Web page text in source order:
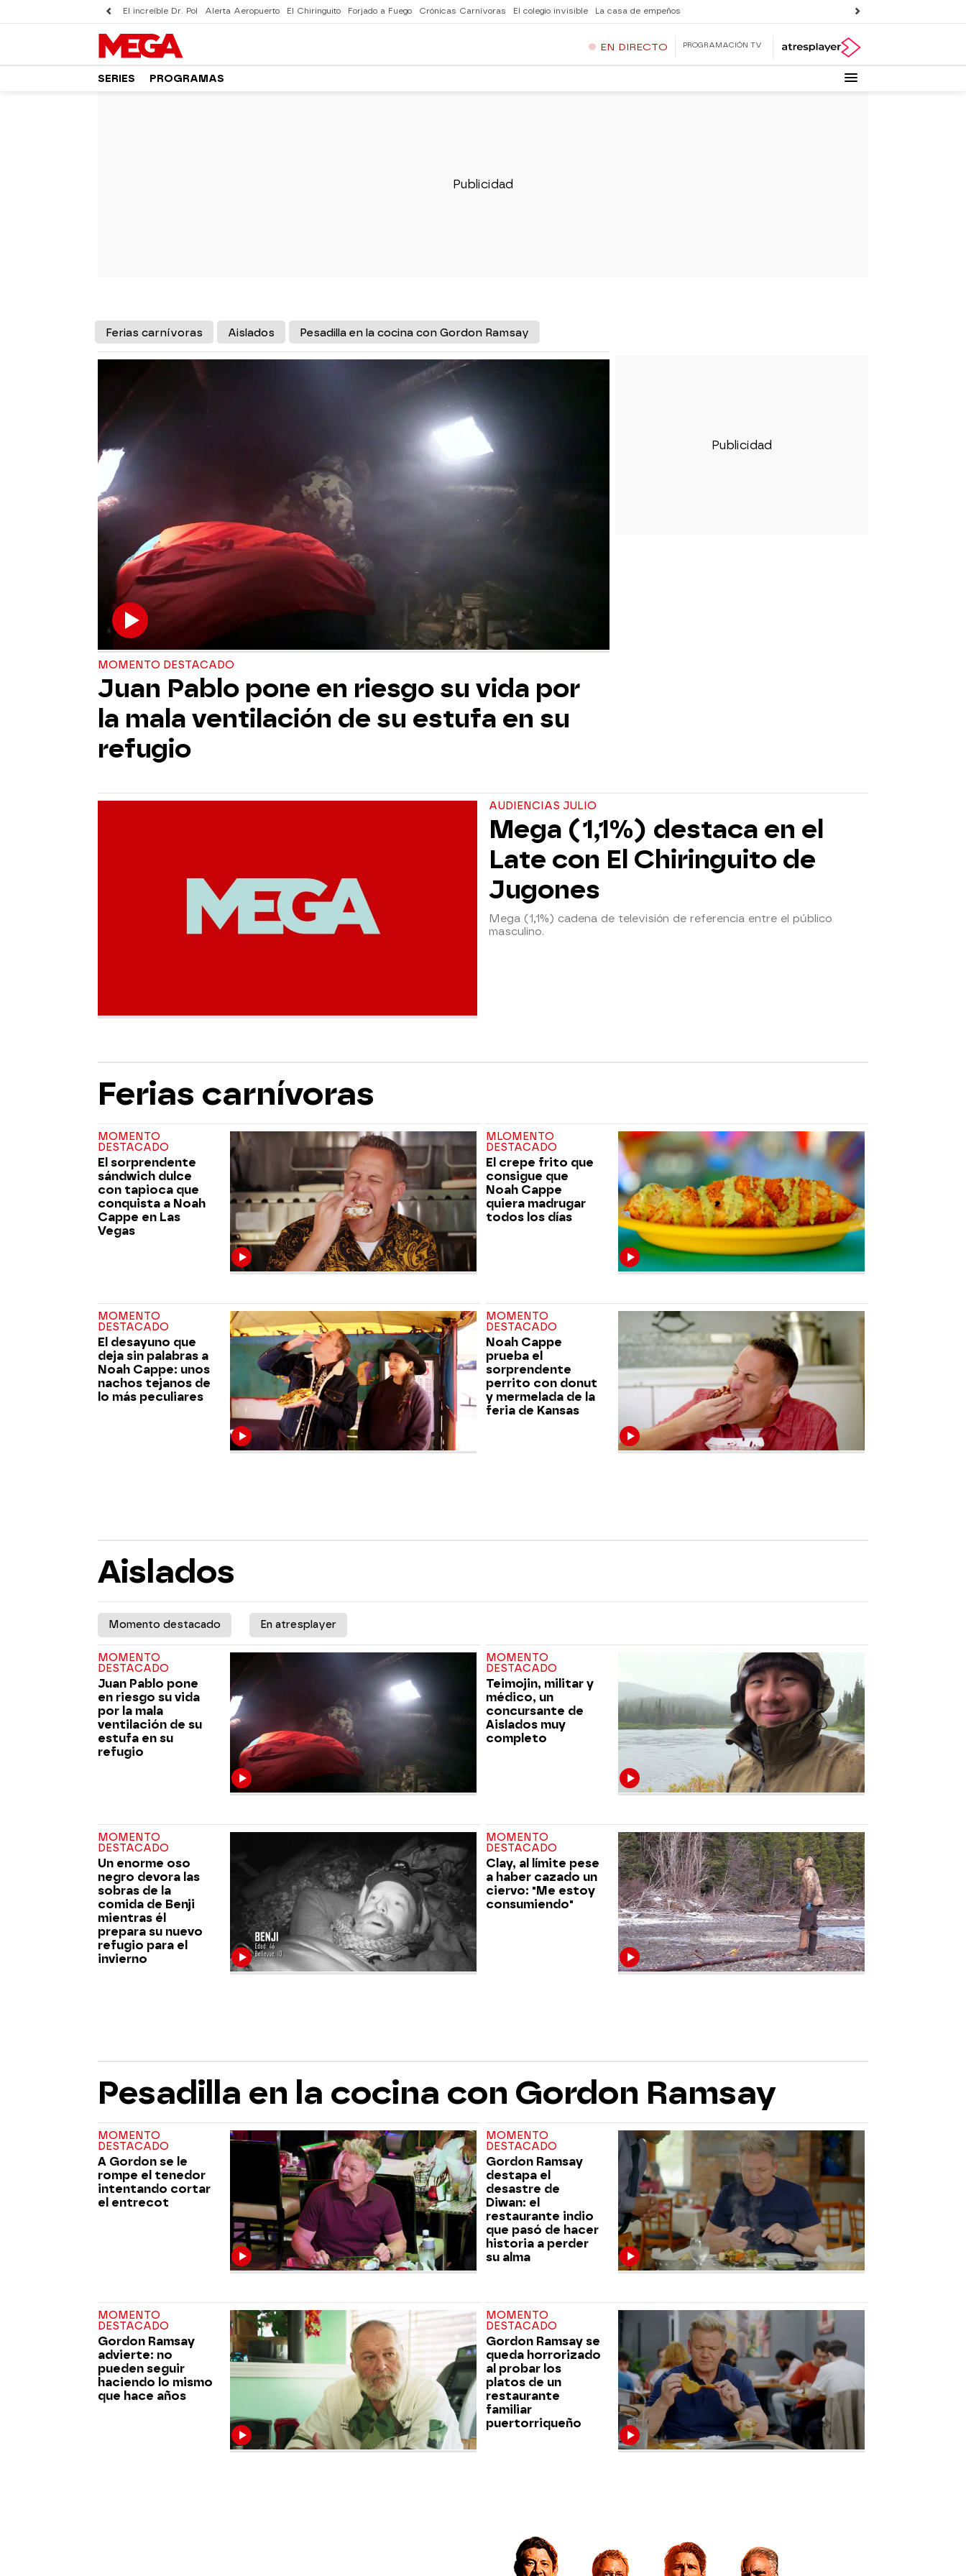
El increíble Dr. Pol Alerta Aeropuerto El Chiringuito Forjado a Fuego Crónicas Carnívoras El colegio invisible La casa de empeños
EN DIRECTO PROGRAMACIÓN TV
SERIES PROGRAMAS
Ferias carnívoras Aislados Pesadilla en la cocina con Gordon Ramsay
MOMENTO DESTACADO
Juan Pablo pone en riesgo su vida por
la mala ventilación de su estufa en su
refugio
AUDIENCIAS JULIO
Mega (1,1%) destaca en el
Late con El Chiringuito de
Jugones
Mega (1,1%) cadena de televisión de referencia entre el público
masculino.
Ferias carnívoras
MOMENTO
DESTACADO
El sorprendente
sándwich dulce
con tapioca que
conquista a Noah
Cappe en Las
Vegas
MOMENTO
DESTACADO
El desayuno que
deja sin palabras a
Noah Cappe: unos
nachos tejanos de
lo más peculiares
MLOMENTO
DESTACADO
El crepe frito que
consigue que
Noah Cappe
quiera madrugar
todos los días
MOMENTO
DESTACADO
Noah Cappe
prueba el
sorprendente
perrito con donut
y mermelada de la
feria de Kansas
Aislados
Momento destacado En atresplayer
MOMENTO
DESTACADO
Juan Pablo pone
en riesgo su vida
por la mala
ventilación de su
estufa en su
refugio
MOMENTO
DESTACADO
Un enorme oso
negro devora las
sobras de la
comida de Benji
mientras él
prepara su nuevo
refugio para el
invierno
MOMENTO
DESTACADO
Teimojin, militar y
médico, un
concursante de
Aislados muy
completo
MOMENTO
DESTACADO
Clay, al límite pese
a haber cazado un
ciervo: "Me estoy
consumiendo"
Pesadilla en la cocina con Gordon Ramsay
MOMENTO
DESTACADO
A Gordon se le
rompe el tenedor
intentando cortar
el entrecot
MOMENTO
DESTACADO
Gordon Ramsay
advierte: no
pueden seguir
haciendo lo mismo
que hace años
MOMENTO
DESTACADO
Gordon Ramsay
destapa el
desastre de
Diwan: el
restaurante indio
que pasó de hacer
historia a perder
su alma
MOMENTO
DESTACADO
Gordon Ramsay se
queda horrorizado
al probar los
platos de un
restaurante
familiar
puertorriqueño